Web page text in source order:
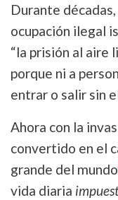
Durante
ocupación ilegal
“la prisión al aire
porque ni a
entrar o salir sin
Ahora con la
convertido en el
grande del mundo
vida diaria